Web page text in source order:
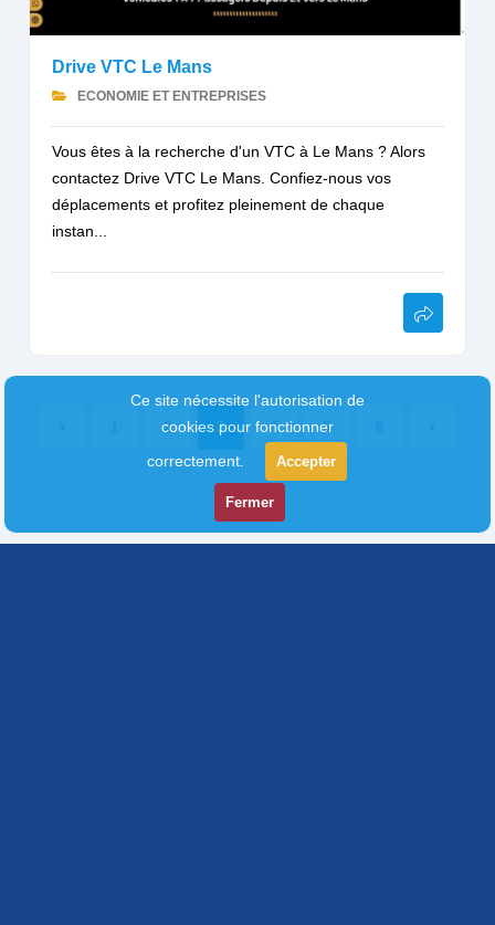
Drive VTC Le Mans
ECONOMIE ET ENTREPRISES
Vous êtes à la recherche d'un VTC à Le Mans ? Alors
contactez Drive VTC Le Mans. Confiez-nous vos
déplacements et profitez pleinement de chaque
instan...
2 3 4 5
Ce site nécessite l'autorisation de
cookies pour fonctionner
correctement.
Accepter
Fermer